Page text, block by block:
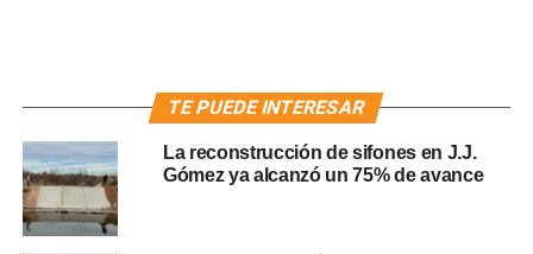
TE PUEDE INTERESAR
La reconstrucción de sifones en J.J.
Gómez ya alcanzó un 75% de avance